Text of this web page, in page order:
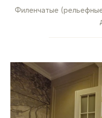
Филенчатые